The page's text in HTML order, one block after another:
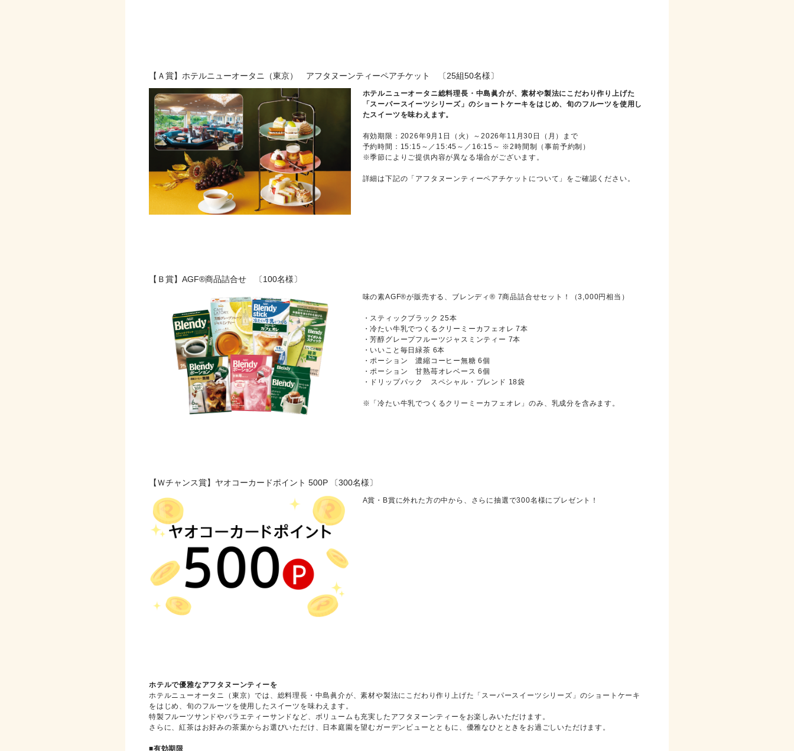
【Ａ賞】ホテルニューオータニ（東京） アフタヌーンティーペアチケット 〔25組50名様〕
ホテルニューオータニ総料理長・中島眞介が、素材や製法にこだわり作り上げた
「スーパースイーツシリーズ」のショートケーキをはじめ、旬のフルーツを使用し
たスイーツを味わえます。
有効期限：2026年9月1日（火）～2026年11月30日（月）まで
予約時間：15:15～／15:45～／16:15～ ※2時間制（事前予約制）
※季節によりご提供内容が異なる場合がございます。
詳細は下記の「アフタヌーンティーペアチケットについて」をご確認ください。
【Ｂ賞】AGF®商品詰合せ 〔100名様〕
味の素AGF®が販売する、ブレンディ® 7商品詰合せセット！（3,000円相当）
・スティックブラック 25本
・冷たい牛乳でつくるクリーミーカフェオレ 7本
・芳醇グレープフルーツジャスミンティー 7本
・いいこと毎日緑茶 6本
・ポーション 濃縮コーヒー無糖 6個
・ポーション 甘熟苺オレベース 6個
・ドリップパック スペシャル・ブレンド 18袋
※「冷たい牛乳でつくるクリーミーカフェオレ」のみ、乳成分を含みます。
【Ｗチャンス賞】ヤオコーカードポイント 500P 〔300名様〕
A賞・B賞に外れた方の中から、さらに抽選で300名様にプレゼント！
ホテルで優雅なアフタヌーンティーを
ホテルニューオータニ（東京）では、総料理長・中島眞介が、素材や製法にこだわり作り上げた「スーパースイーツシリーズ」のショートケーキ
をはじめ、旬のフルーツを使用したスイーツを味わえます。
特製フルーツサンドやバラエティーサンドなど、ボリュームも充実したアフタヌーンティーをお楽しみいただけます。
さらに、紅茶はお好みの茶葉からお選びいただけ、日本庭園を望むガーデンビューとともに、優雅なひとときをお過ごしいただけます。
■有効期限